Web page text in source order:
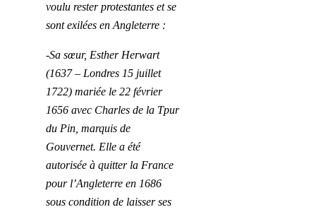
voulu rester protestantes et se
sont exilées en Angleterre :
-Sa sœur, Esther Herwart
(1637 – Londres 15 juillet
1722) mariée le 22 février
1656 avec Charles de la Tpur
du Pin, marquis de
Gouvernet. Elle a été
autorisée à quitter la France
pour l’Angleterre en 1686
sous condition de laisser ses